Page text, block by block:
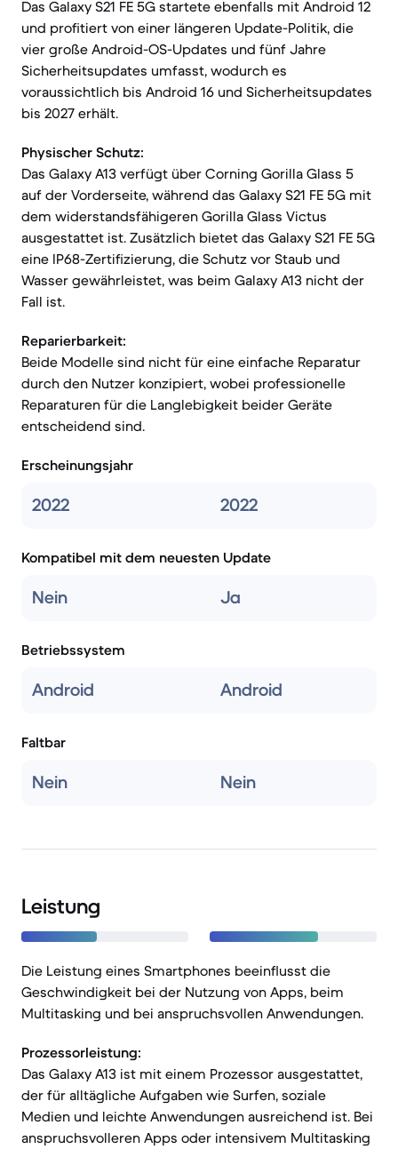
Das Galaxy S21 FE 5G startete ebenfalls mit Android 12
und profitiert von einer längeren Update-Politik, die
vier große Android-OS-Updates und fünf Jahre
Sicherheitsupdates umfasst, wodurch es
voraussichtlich bis Android 16 und Sicherheitsupdates
bis 2027 erhält.
Physischer Schutz:
Das Galaxy A13 verfügt über Corning Gorilla Glass 5
auf der Vorderseite, während das Galaxy S21 FE 5G mit
dem widerstandsfähigeren Gorilla Glass Victus
ausgestattet ist. Zusätzlich bietet das Galaxy S21 FE 5G
eine IP68-Zertifizierung, die Schutz vor Staub und
Wasser gewährleistet, was beim Galaxy A13 nicht der
Fall ist.
Reparierbarkeit:
Beide Modelle sind nicht für eine einfache Reparatur
durch den Nutzer konzipiert, wobei professionelle
Reparaturen für die Langlebigkeit beider Geräte
entscheidend sind.
Erscheinungsjahr
2022 2022
Kompatibel mit dem neuesten Update
Nein Ja
Betriebssystem
Android Android
Faltbar
Nein Nein
Leistung
Die Leistung eines Smartphones beeinflusst die
Geschwindigkeit bei der Nutzung von Apps, beim
Multitasking und bei anspruchsvollen Anwendungen.
Prozessorleistung:
Das Galaxy A13 ist mit einem Prozessor ausgestattet,
der für alltägliche Aufgaben wie Surfen, soziale
Medien und leichte Anwendungen ausreichend ist. Bei
anspruchsvolleren Apps oder intensivem Multitasking